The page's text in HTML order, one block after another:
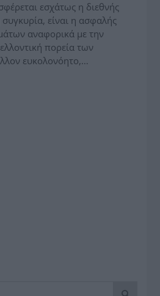
εσχάτως η διεθνής
είναι η ασφαλής
αναφορικά με την
πορεία των
ευκολονόητο,…